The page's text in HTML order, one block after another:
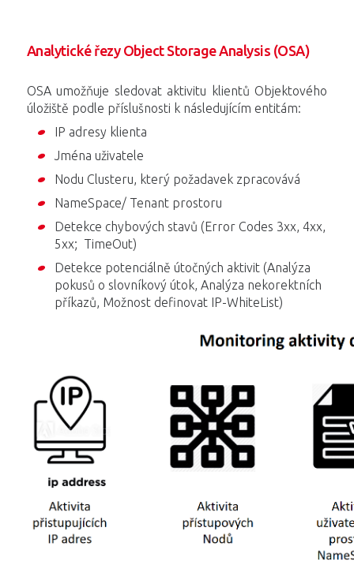
Analytické řezy Object Storage Analysis (OSA)
OSA umožňuje sledovat aktivitu klientů Objektového
úložiště podle příslušnosti k následujícím entitám:
IP adresy klienta
Jména uživatele
Nodu Clusteru, který požadavek zpracovává
NameSpace/ Tenant prostoru
Detekce chybových stavů (Error Codes 3xx, 4xx,
5xx; TimeOut)
Detekce potenciálně útočných aktivit (Analýza
pokusů o slovníkový útok, Analýza nekorektních
příkazů, Možnost definovat IP-WhiteList)